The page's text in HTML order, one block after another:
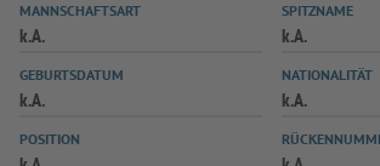
MANNSCHAFTSART
k.A.
SPITZNAME
k.A.
GEBURTSDATUM
k.A.
NATIONALITÄT
k.A.
POSITION